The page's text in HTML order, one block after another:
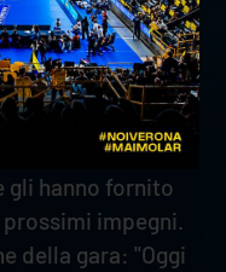
hanno
che ha
intesa
in campo.
possibilità di
gli hanno fornito
impegni.
della gara: "Oggi